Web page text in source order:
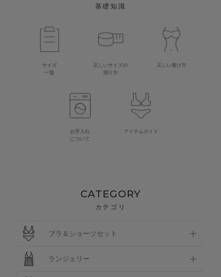
基礎知識
サイズ
一覧
正しいサイズの
測り方
正しい着け方
お手入れ
について
アイテムガイド
CATEGORY
カテゴリ
ブラ＆ショーツセット
ランジェリー